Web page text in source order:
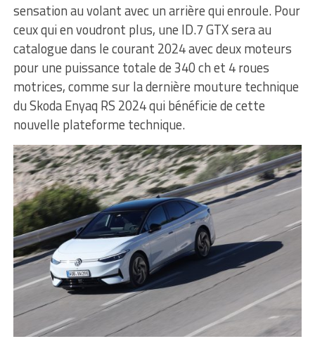
sensation au volant avec un arrière qui enroule. Pour
ceux qui en voudront plus, une ID.7 GTX sera au
catalogue dans le courant 2024 avec deux moteurs
pour une puissance totale de 340 ch et 4 roues
motrices, comme sur la dernière mouture technique
du Skoda Enyaq RS 2024 qui bénéficie de cette
nouvelle plateforme technique.